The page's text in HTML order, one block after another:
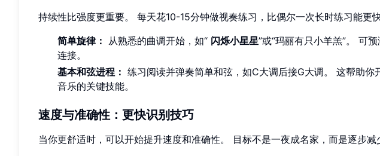
持续性比强度更重要。 每天花10-15分钟做视奏练习，比偶尔一次长时练习能更
简单旋律：
从熟悉的曲调开始，如“ 闪烁小星星”或“玛丽有只小羊羔”。 可
连接。
基本和弦进程： 练习阅读并弹奏简单和弦，如C大调后接G大调。 这帮助
音乐的关键技能。
速度与准确性：更快识别技巧
当你更舒适时，可以开始提升速度和准确性。 目标不是一夜成名家，而是逐步减